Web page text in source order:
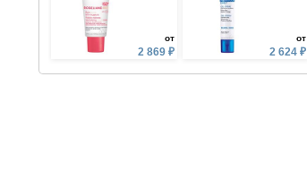
от
2 869 ₽
от
2 624 ₽